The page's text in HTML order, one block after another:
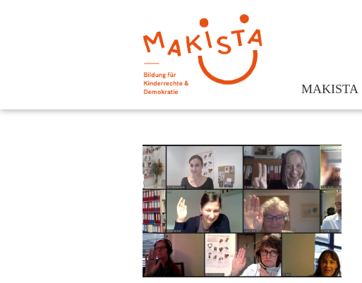
MAKISTA
Kontakt
Fördern
Geschichte